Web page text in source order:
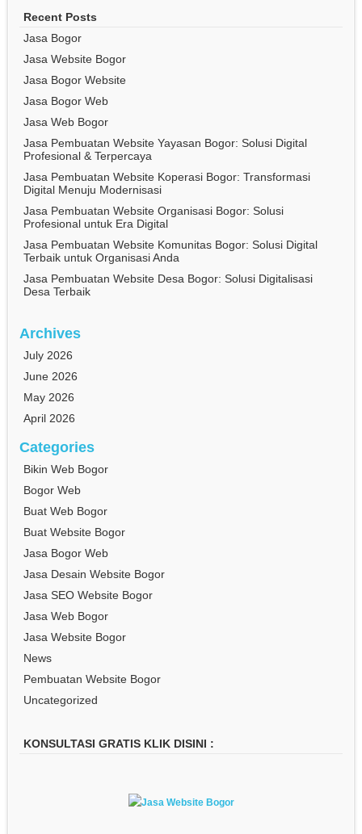
Recent Posts
Jasa Bogor
Jasa Website Bogor
Jasa Bogor Website
Jasa Bogor Web
Jasa Web Bogor
Jasa Pembuatan Website Yayasan Bogor: Solusi Digital
Profesional & Terpercaya
Jasa Pembuatan Website Koperasi Bogor: Transformasi
Digital Menuju Modernisasi
Jasa Pembuatan Website Organisasi Bogor: Solusi
Profesional untuk Era Digital
Jasa Pembuatan Website Komunitas Bogor: Solusi Digital
Terbaik untuk Organisasi Anda
Jasa Pembuatan Website Desa Bogor: Solusi Digitalisasi
Desa Terbaik
Archives
July 2026
June 2026
May 2026
April 2026
Categories
Bikin Web Bogor
Bogor Web
Buat Web Bogor
Buat Website Bogor
Jasa Bogor Web
Jasa Desain Website Bogor
Jasa SEO Website Bogor
Jasa Web Bogor
Jasa Website Bogor
News
Pembuatan Website Bogor
Uncategorized
KONSULTASI GRATIS KLIK DISINI :